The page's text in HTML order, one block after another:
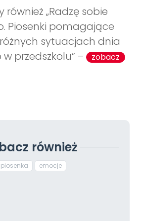
również „Radzę sobie
Piosenki pomagające
sytuacjach dnia
przedszkolu” –
zobacz
również
piosenka emocje